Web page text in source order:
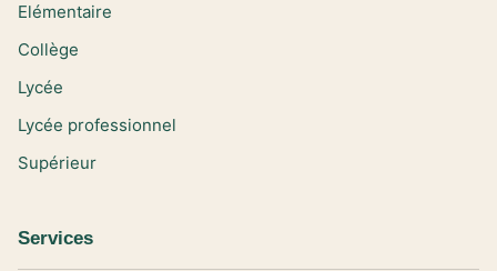
Elémentaire
Collège
Lycée
Lycée professionnel
Supérieur
Services